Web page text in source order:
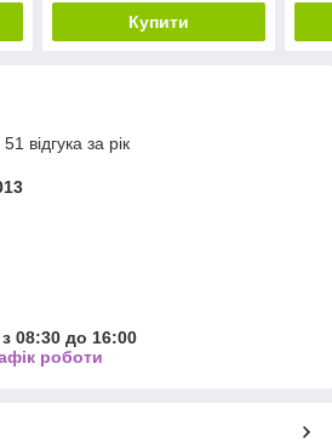
Купити
відгука за рік
08:30 до 16:00
роботи